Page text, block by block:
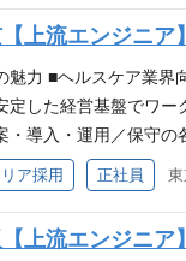
ません)
ト(チェックリスト作
ルポイント 【日立グ
いＩＣＴソリューショ
上流エンジニア
魅力 ■ヘルスケア業界
定した経営基盤でワー
・導入・運用／保守の
大規模（100人月以上
員の指導・育成にも携
クリスト作成含)、結
ア採用 正社員
上流エンジニア